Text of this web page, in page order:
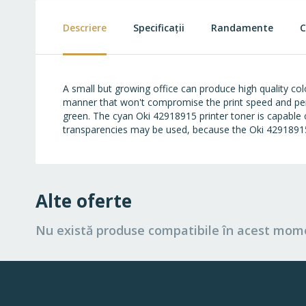
images
Descriere
A small but growing office can produce high quality
manner that won't compromise the print speed and
green. The cyan Oki 42918915 printer toner is
transparencies may be used, because the Oki
Specificații Randamente
Alte oferte
Nu există produse compatibile în acest